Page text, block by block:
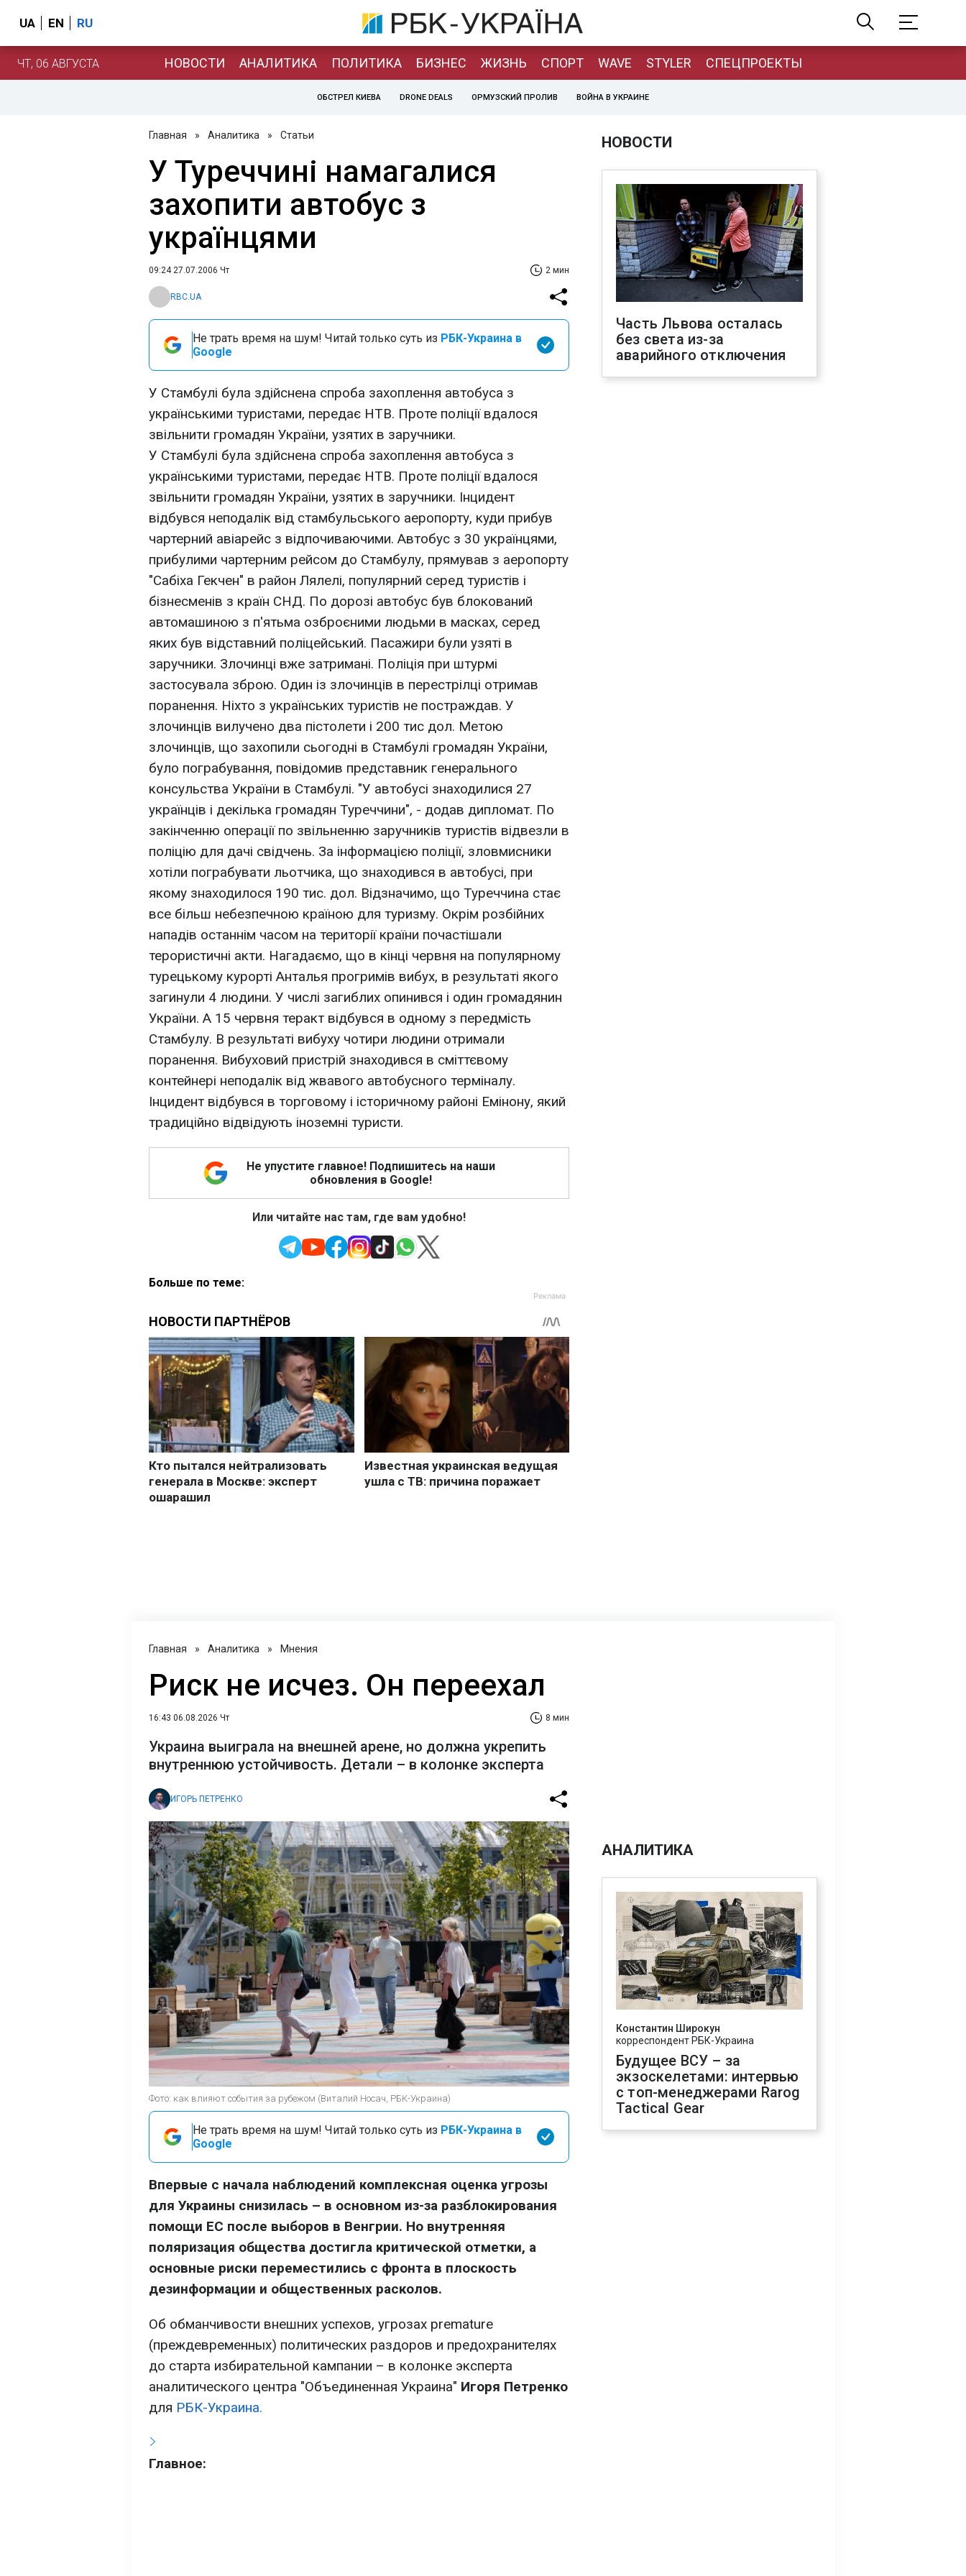
UA EN RU
ЧТ, 06 АВГУСТА НОВОСТИ АНАЛИТИКА ПОЛИТИКА БИЗНЕС ЖИЗНЬ СПОРТ WAVE STYLER СПЕЦПРОЕКТЫ
ОБСТРЕЛ КИЕВА DRONE DEALS ОРМУЗСКИЙ ПРОЛИВ ВОЙНА В УКРАИНЕ
Главная » Аналитика » Статьи
У Туреччині намагалися
захопити автобус з
українцями
09:24 27.07.2006 Чт 2 мин
RBC.UA
Не трать время на шум! Читай только суть из РБК-Украина в
Google
У Стамбулі була здійснена спроба захоплення автобуса з
українськими туристами, передає НТВ. Проте поліції вдалося
звільнити громадян України, узятих в заручники.
У Стамбулі була здійснена спроба захоплення автобуса з
українськими туристами, передає НТВ. Проте поліції вдалося
звільнити громадян України, узятих в заручники. Інцидент
відбувся неподалік від стамбульського аеропорту, куди прибув
чартерний авіарейс з відпочиваючими. Автобус з 30 українцями,
прибулими чартерним рейсом до Стамбулу, прямував з аеропорту
"Сабіха Гекчен" в район Лялелі, популярний серед туристів і
бізнесменів з країн СНД. По дорозі автобус був блокований
автомашиною з п'ятьма озброєними людьми в масках, серед
яких був відставний поліцейський. Пасажири були узяті в
заручники. Злочинці вже затримані. Поліція при штурмі
застосувала зброю. Один із злочинців в перестрілці отримав
поранення. Ніхто з українських туристів не постраждав. У
злочинців вилучено два пістолети і 200 тис дол. Метою
злочинців, що захопили сьогодні в Стамбулі громадян України,
було пограбування, повідомив представник генерального
консульства України в Стамбулі. "У автобусі знаходилися 27
українців і декілька громадян Туреччини", - додав дипломат. По
закінченню операції по звільненню заручників туристів відвезли в
поліцію для дачі свідчень. За інформацією поліції, зловмисники
хотіли пограбувати льотчика, що знаходився в автобусі, при
якому знаходилося 190 тис. дол. Відзначимо, що Туреччина стає
все більш небезпечною країною для туризму. Окрім розбійних
нападів останнім часом на території країни почастішали
терористичні акти. Нагадаємо, що в кінці червня на популярному
турецькому курорті Анталья прогримів вибух, в результаті якого
загинули 4 людини. У числі загиблих опинився і один громадянин
України. А 15 червня теракт відбувся в одному з передмість
Стамбулу. В результаті вибуху чотири людини отримали
поранення. Вибуховий пристрій знаходився в сміттєвому
контейнері неподалік від жвавого автобусного терміналу.
Інцидент відбувся в торговому і історичному районі Емінону, який
традиційно відвідують іноземні туристи.
Не упустите главное! Подпишитесь на наши
обновления в Google!
Или читайте нас там, где вам удобно!
Больше по теме:
НОВОСТИ
Часть Львова осталась
без света из-за
аварийного отключения
Главная » Аналитика » Мнения
Риск не исчез. Он переехал
16:43 06.08.2026 Чт 8 мин
Украина выиграла на внешней арене, но должна укрепить
внутреннюю устойчивость. Детали – в колонке эксперта
ИГОРЬ ПЕТРЕНКО
Фото: как влияют события за рубежом (Виталий Носач, РБК-Украина)
Не трать время на шум! Читай только суть из РБК-Украина в
Google
Впервые с начала наблюдений комплексная оценка угрозы
для Украины снизилась – в основном из-за разблокирования
помощи ЕС после выборов в Венгрии. Но внутренняя
поляризация общества достигла критической отметки, а
основные риски переместились с фронта в плоскость
дезинформации и общественных расколов.
Об обманчивости внешних успехов, угрозах premature
(преждевременных) политических раздоров и предохранителях
до старта избирательной кампании – в колонке эксперта
аналитического центра "Объединенная Украина" Игоря Петренко
для РБК-Украина.
Главное:
АНАЛИТИКА
Константин Широкун
корреспондент РБК-Украина
Будущее ВСУ – за
экзоскелетами: интервью
с топ-менеджерами Rarog
Tactical Gear